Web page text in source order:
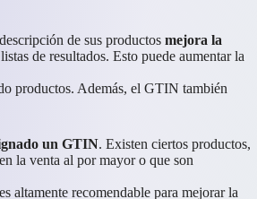
de sus productos mejora la
de resultados. Esto puede aumentar la
productos. Además, el GTIN también
un GTIN. Existen ciertos productos,
la venta al por mayor o que son
altamente recomendable para mejorar la